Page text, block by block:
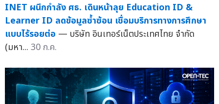
INET ผนึกกำลัง ศธ. เดินหน้าลุย Education ID &
Learner ID ลดข้อมูลซ้ำซ้อน เชื่อมบริการทางการศึกษา
แบบไร้รอยต่อ — บริษัท อินเทอร์เน็ตประเทศไทย จำกัด
(มหา... 30 ก.ค.